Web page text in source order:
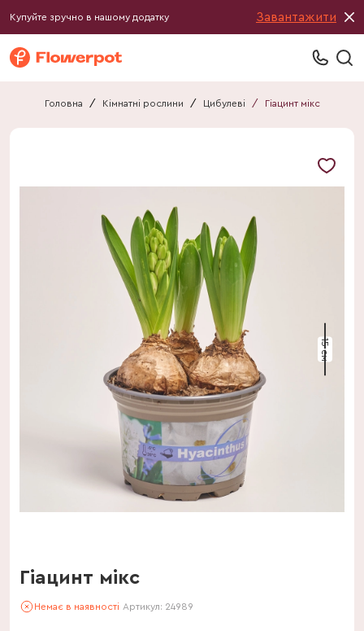
Купуйте зручно в нашому додатку Завантажити
Головна / Кімнатні рослини / Цибулеві / Гіацинт мікс
15 см
Гіацинт мікс
Немає в наявності Артикул: 24989